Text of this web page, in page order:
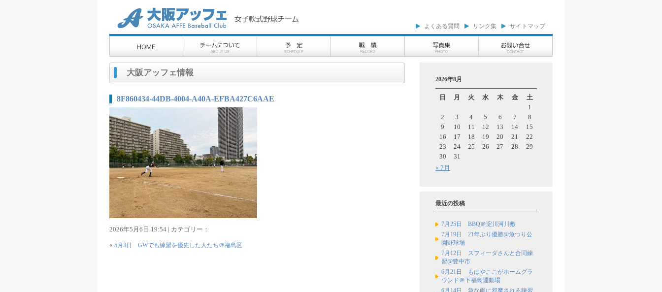
よくある質問 リンク集 サイトマップ
大阪アッフェ情報
8F860434-44DB-4004-A40A-EFBA427C6AAE
2026年5月6日 19:54 | カテゴリー：
« 5月3日 GWでも練習を優先した人たち＠福島区
2026年8月
日 月 火 水 木 金 土
« 7月
1
2
3 4 5 6 7
8
9
10 11 12 13 14
15
16
17 18 19 20 21
22
23
24 25 26 27 28
29
30
31
最近の投稿
7月25日 BBQ＠淀川河川敷
7月19日 21年ぶり優勝@魚つり公
園野球場
7月12日 スフィーダさんと合同練
習@豊中市
6月21日 もはやここがホームグラ
ウンド＠下福島運動場
6月14日 急な雨に邪魔される練習